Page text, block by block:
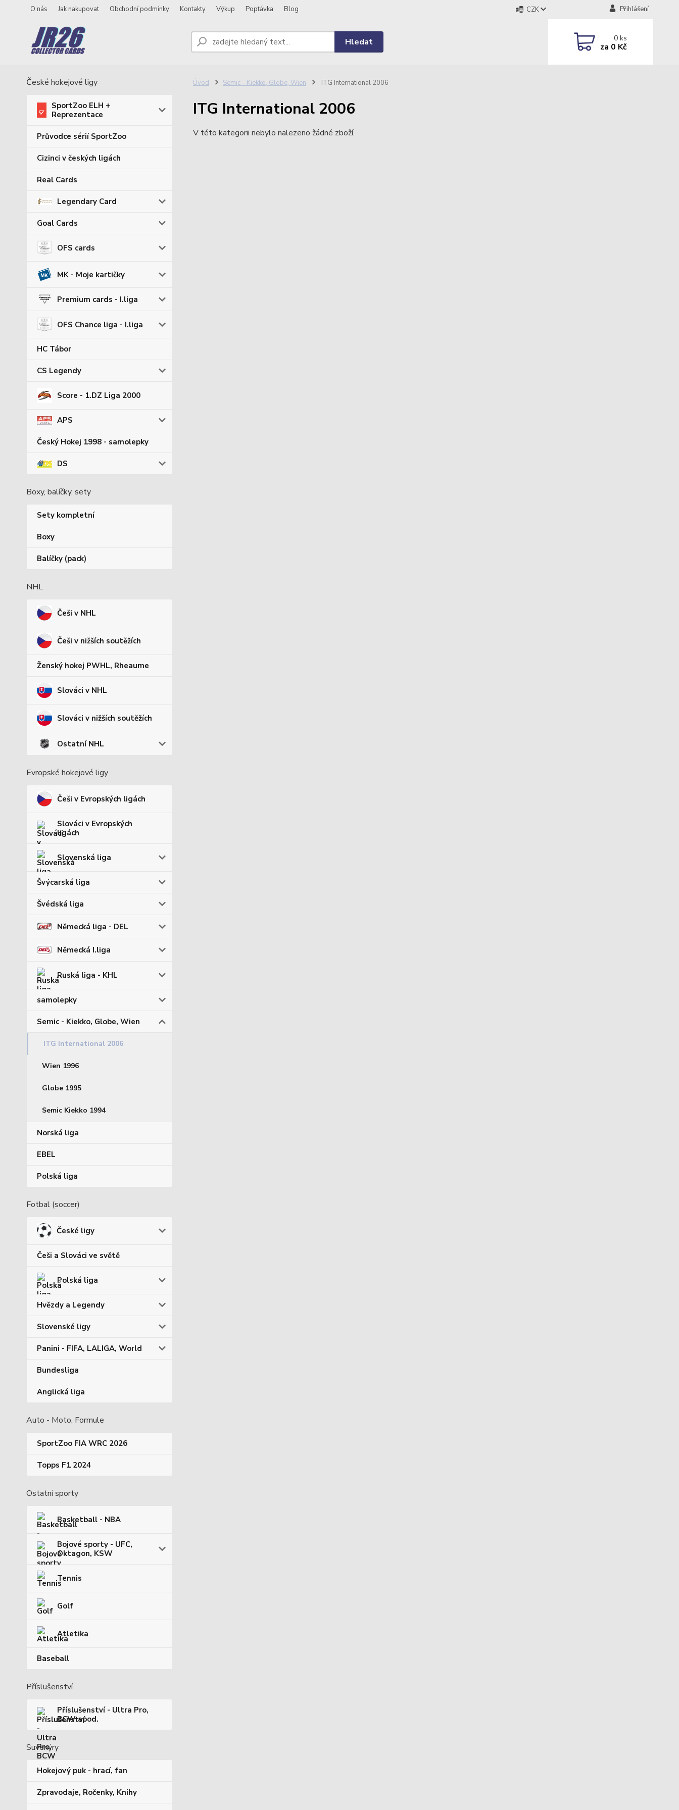
O nás Jak nakupovat Obchodní podmínky Kontakty Výkup Poptávka Blog CZK Přihlášení
Hledat 0ks
za 0 Kč
České hokejové ligy
SportZoo ELH +
Reprezentace
Průvodce sérií SportZoo
Cizinci v českých ligách
Real Cards
Legendary Card
Goal Cards
OFS cards
MK - Moje kartičky
Premium cards - I.liga
OFS Chance liga - I.liga
HC Tábor
CS Legendy
Score - 1.DZ Liga 2000
APS
Český Hokej 1998 - samolepky
DS
Boxy, balíčky, sety
Sety kompletní
Boxy
Balíčky (pack)
NHL
Češi v NHL
Češi v nižších soutěžích
Ženský hokej PWHL, Rheaume
Slováci v NHL
Slováci v nižších soutěžích
Ostatní NHL
Evropské hokejové ligy
Češi v Evropských ligách
Slováci v Evropských
ligách
Slovenská liga
Švýcarská liga
Švédská liga
Německá liga - DEL
Německá I.liga
Ruská liga - KHL
samolepky
Semic - Kiekko, Globe, Wien
ITG International 2006
Wien 1996
Globe 1995
Semic Kiekko 1994
Norská liga
EBEL
Polská liga
Fotbal (soccer)
České ligy
Češi a Slováci ve světě
Polská liga
Hvězdy a Legendy
Slovenské ligy
Panini - FIFA, LALIGA, World
Bundesliga
Anglická liga
Auto - Moto, Formule
SportZoo FIA WRC 2026
Topps F1 2024
Ostatní sporty
Basketball - NBA
Bojové sporty - UFC,
Oktagon, KSW
Tennis
Golf
Atletika
Baseball
Příslušenství
Příslušenství - Ultra Pro,
BCW apod.
Suvenýry
Hokejový puk - hrací, fan
Zpravodaje, Ročenky, Knihy
Úvod Semic - Kiekko, Globe, Wien ITG International 2006
ITG International 2006
V této kategorii nebylo nalezeno žádné zboží.